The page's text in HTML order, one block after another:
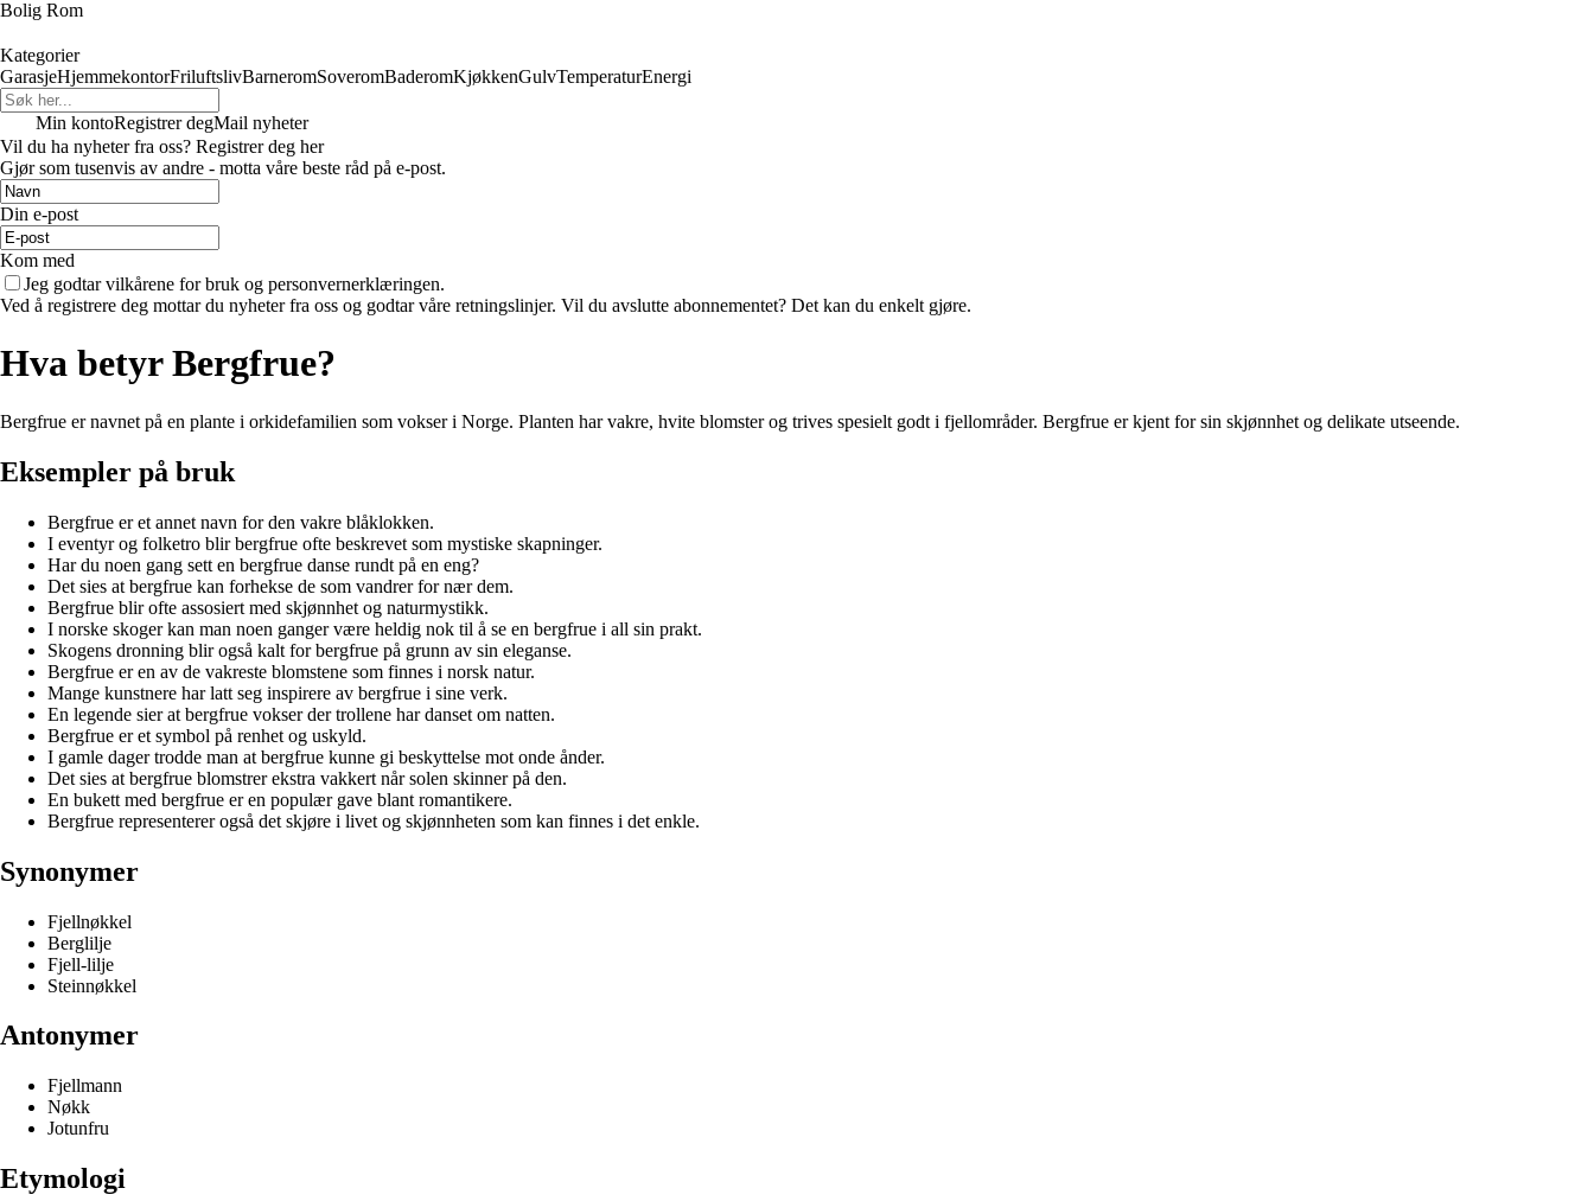
Bolig Rom
Kategorier
GarasjeHjemmekontorFriluftslivBarneromSoveromBaderomKjøkkenGulvTemperaturEnergi
Min kontoRegistrer degMail nyheter
Vil du ha nyheter fra oss? Registrer deg her
Gjør som tusenvis av andre - motta våre beste råd på e-post.
Din e-post
Kom med
Jeg godtar vilkårene for bruk og personvernerklæringen.
Ved å registrere deg mottar du nyheter fra oss og godtar våre retningslinjer. Vil du avslutte abonnementet? Det kan du enkelt gjøre.
Hva betyr Bergfrue?
Bergfrue er navnet på en plante i orkidefamilien som vokser i Norge. Planten har vakre, hvite blomster og trives spesielt godt i fjellområder. Bergfrue er kjent for sin skjønnhet og delikate utseende.
Eksempler på bruk
Bergfrue er et annet navn for den vakre blåklokken.
I eventyr og folketro blir bergfrue ofte beskrevet som mystiske skapninger.
Har du noen gang sett en bergfrue danse rundt på en eng?
Det sies at bergfrue kan forhekse de som vandrer for nær dem.
Bergfrue blir ofte assosiert med skjønnhet og naturmystikk.
I norske skoger kan man noen ganger være heldig nok til å se en bergfrue i all sin prakt.
Skogens dronning blir også kalt for bergfrue på grunn av sin eleganse.
Bergfrue er en av de vakreste blomstene som finnes i norsk natur.
Mange kunstnere har latt seg inspirere av bergfrue i sine verk.
En legende sier at bergfrue vokser der trollene har danset om natten.
Bergfrue er et symbol på renhet og uskyld.
I gamle dager trodde man at bergfrue kunne gi beskyttelse mot onde ånder.
Det sies at bergfrue blomstrer ekstra vakkert når solen skinner på den.
En bukett med bergfrue er en populær gave blant romantikere.
Bergfrue representerer også det skjøre i livet og skjønnheten som kan finnes i det enkle.
Synonymer
Fjellnøkkel
Berglilje
Fjell-lilje
Steinnøkkel
Antonymer
Fjellmann
Nøkk
Jotunfru
Etymologi